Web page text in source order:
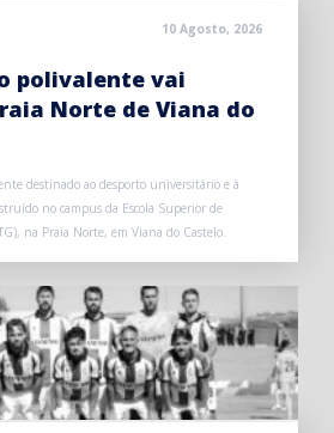
10 Agosto, 2026
polivalente vai
Norte de Viana do
destinado ao desporto universitário e à
no campus da Escola Superior de
na Praia Norte, em Viana do Castelo.